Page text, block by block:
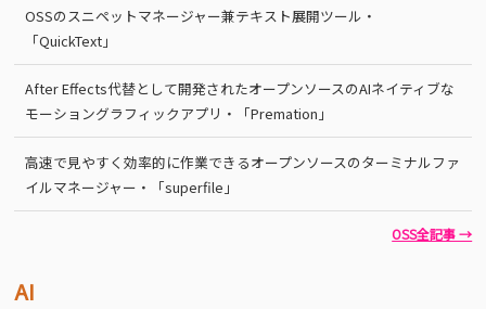
OSSのスニペットマネージャー兼テキスト展開ツール・
「QuickText」
After Effects代替として開発されたオープンソースのAIネイティブな
モーショングラフィックアプリ・「Premation」
高速で見やすく効率的に作業できるオープンソースのターミナルファ
イルマネージャー・「superfile」
OSS全記事 →
AI